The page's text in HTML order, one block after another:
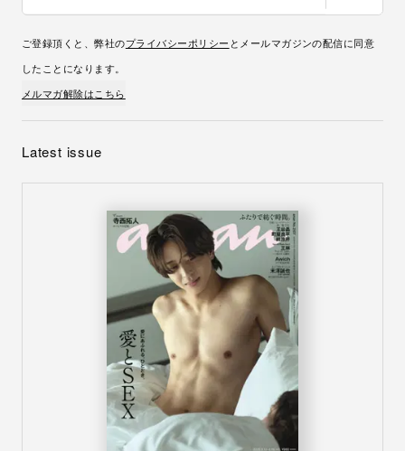
ご登録頂くと、弊社のプライバシーポリシー とメールマガジンの配信に同意
したことになります。
メルマガ解除はこちら
Latest issue